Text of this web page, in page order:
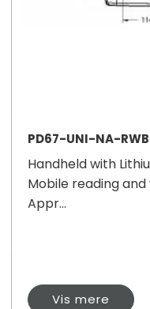
PD67-UNI-NA-
Handheld with
Mobile reading
Appr...
Vis mere